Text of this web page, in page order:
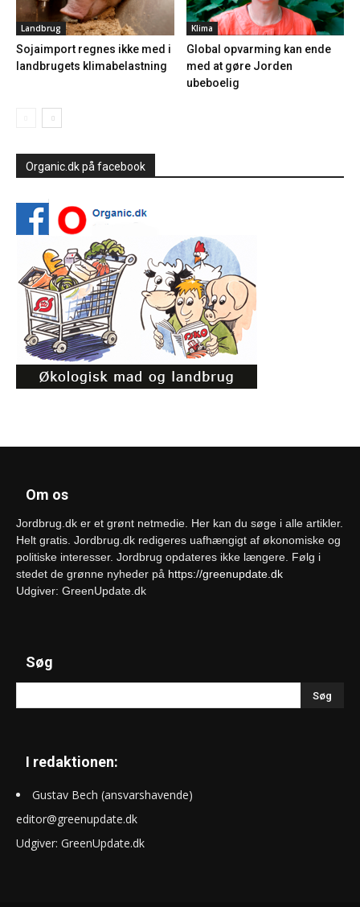
Landbrug
Sojaimport regnes ikke med i
landbrugets klimabelastning
Klima
Global opvarming kan ende
med at gøre Jorden
ubeboelig
Organic.dk på facebook
Om os
Jordbrug.dk er et grønt netmedie. Her kan du søge i alle artikler.
Helt gratis. Jordbrug.dk redigeres uafhængigt af økonomiske og
politiske interesser. Jordbrug opdateres ikke længere. Følg i
stedet de grønne nyheder på https://greenupdate.dk
Udgiver: GreenUpdate.dk
Søg
I redaktionen:
Gustav Bech (ansvarshavende)
editor@greenupdate.dk
Udgiver: GreenUpdate.dk